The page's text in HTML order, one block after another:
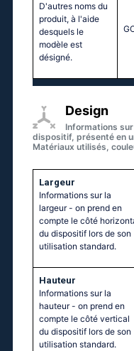
D'autres noms du
produit, à l'aide
desquels le
modèle est
désigné.
Design
Informations
dispositif, présenté en
Matériaux utilisés,
Largeur
Informations sur la
largeur - on prend en
compte le côté
du dispositif lors de son
utilisation standard.
Hauteur
Informations sur la
hauteur - on prend en
compte le côté vertical
du dispositif lors de son
utilisation standard.